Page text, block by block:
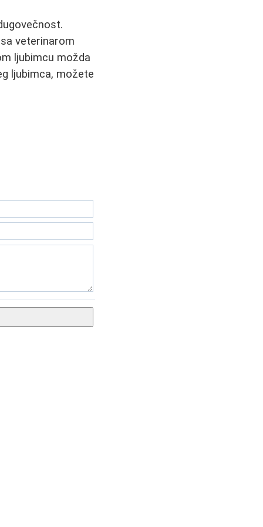
veterinarom
ljubimcu možda
ljubimca, možete